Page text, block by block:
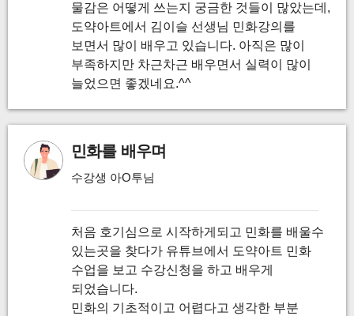
물감은 어떻게 쓰는지 궁금한 것들이 많았는데,
도약아트에서 김이슬 선생님 민화강의를
보면서 많이 배우고 있습니다. 아직은 많이
부족하지만 차근차근 배우면서 실력이 많이
늘었으면 좋겠네요.^^
민화를 배우며
수강생 아O투님
처음 호기심으로 시작하게되고 민화를 배울수
있는곳을 찾다가 유튜브에서 도약아트 민화
수업을 보고 수강신청을 하고 배우게
되었습니다.
민화의 기초적이고 어렵다고 생각한 부분